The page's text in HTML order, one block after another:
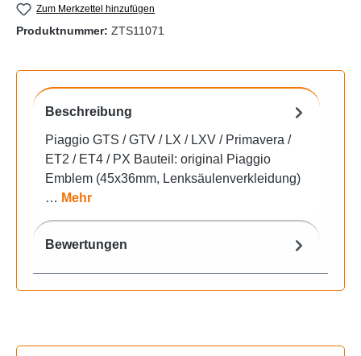
Zum Merkzettel hinzufügen
Produktnummer: ZTS11071
Beschreibung
Piaggio GTS / GTV / LX / LXV / Primavera /
ET2 / ET4 / PX Bauteil: original Piaggio
Emblem (45x36mm, Lenksäulenverkleidung)
… Mehr
Bewertungen